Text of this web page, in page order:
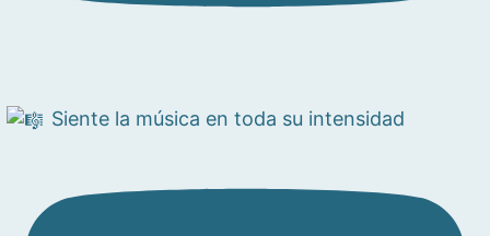
Siente la música en toda su intensidad